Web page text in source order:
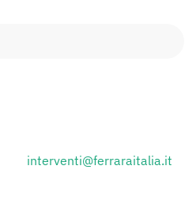
interventi@ferraraitalia.it